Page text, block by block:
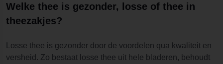
Welke thee is gezonder, losse of thee in
theezakjes?
Losse thee is gezonder door de voordelen qua kwaliteit en
versheid. Zo bestaat losse thee uit hele bladeren, behoudt